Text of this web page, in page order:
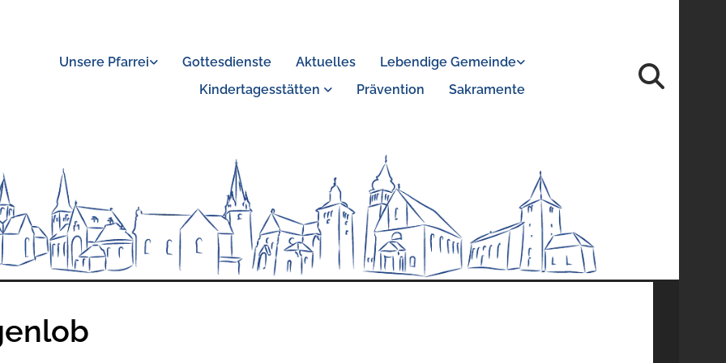
Unsere Pfarrei Gottesdienste Aktuelles
Lebendige Gemeinde
Kindertagesstätten
Prävention Sakramente